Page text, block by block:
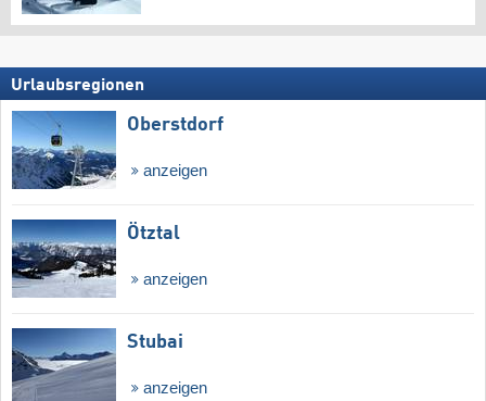
Urlaubsregionen
Oberstdorf
anzeigen
Ötztal
anzeigen
Stubai
anzeigen